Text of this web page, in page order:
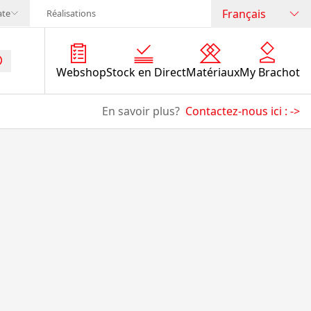
Réalisations Français
WebshopStock en DirectMatériauxMy Brachot
En savoir plus? Contactez-nous ici : ->